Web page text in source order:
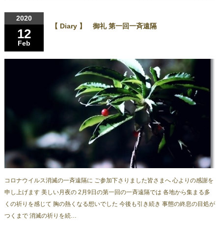
2020
12
Feb
【 Diary 】 御礼 第一回一斉遠隔
コロナウイルス消滅の一斉遠隔に ご参加下さりました皆さまへ 心よりの感謝を
申し上げます 美しい月夜の 2月9日の第一回の一斉遠隔では 各地から集まる多
くの祈りを感じて 胸の熱くなる想いでした 今後も引き続き 事態の終息の目処が
つくまで 消滅の祈りを続…